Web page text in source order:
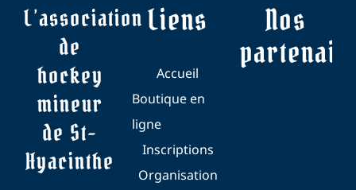
Politique de la loi 25
Politique de la loi 42
Contact
L’association
de
hockey
mineur
de St-
Hyacinthe
Liens
Accueil
Boutique en
ligne
Inscriptions
Organisation
Nos